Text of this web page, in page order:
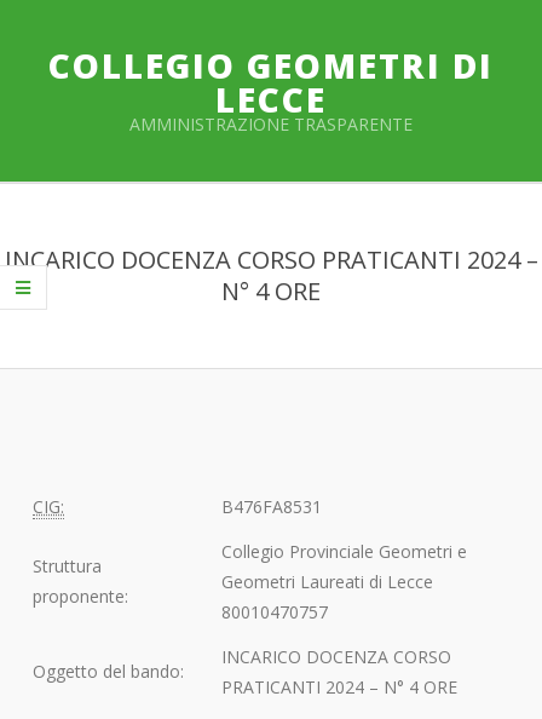
contenutoCOLLEGIO GEOMETRI DI
LECCE
AMMINISTRAZIONE TRASPARENTE
di
navigzione
INCARICO DOCENZA CORSO PRATICANTI 2024 –
N° 4 ORE
CIG: B476FA8531
Struttura
proponente:
Collegio Provinciale Geometri e
Geometri Laureati di Lecce
80010470757
Oggetto del bando:
INCARICO DOCENZA CORSO
PRATICANTI 2024 – N° 4 ORE